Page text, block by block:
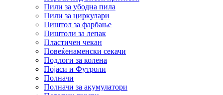
Пили за убодна пила
Пили за циркулари
Пиштол за фарбање
Пиштоли за лепак
Пластичен чекан
Повеќенаменски секачи
Подлоги за колена
Појаси и Футроли
Полначи
Полначи за акумулатори